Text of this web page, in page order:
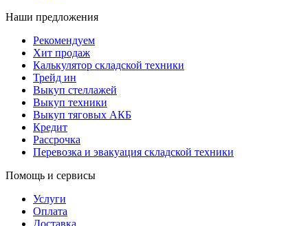
Наши предложения
Рекомендуем
Хит продаж
Калькулятор складской техники
Трейд ин
Выкуп стеллажей
Выкуп техники
Выкуп тяговых АКБ
Кредит
Рассрочка
Перевозка и эвакуация складской техники
Помощь и сервисы
Услуги
Оплата
Доставка